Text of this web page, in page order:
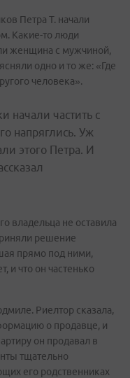
Петра Т. начали
Какие-то люди
женщина с мужчиной,
одно и то же: «Где
человека».
начали частить с
напряглись. Уж
этого Петра. И
владельца не оставила
решение
прямо под ними,
и что он частенько
Риелтор сказала,
о продавце, и
он продавал в
тщательно
его родственниках